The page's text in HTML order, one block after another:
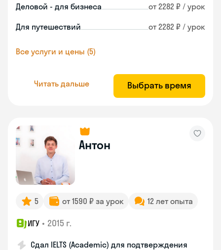
Деловой - для бизнеса от 2282 ₽ / урок
Для путешествий от 2282 ₽ / урок
Все услуги и цены (5)
Читать дальше Выбрать время
Антон
5 от 1590 ₽ за урок 12 лет опыта
ИГУ • 2015 г.
Сдал IELTS (Academic) для подтверждения